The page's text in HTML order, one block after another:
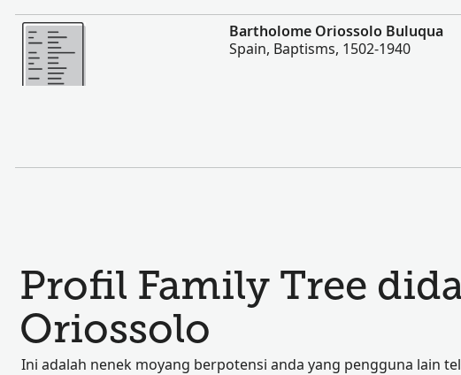
Lebih
Bartholome Oriossolo Buluqua
Spain, Baptisms, 1502-1940
Profil Family Tree
Oriossolo
Ini adalah nenek moyang berpotensi anda yang pengguna lain